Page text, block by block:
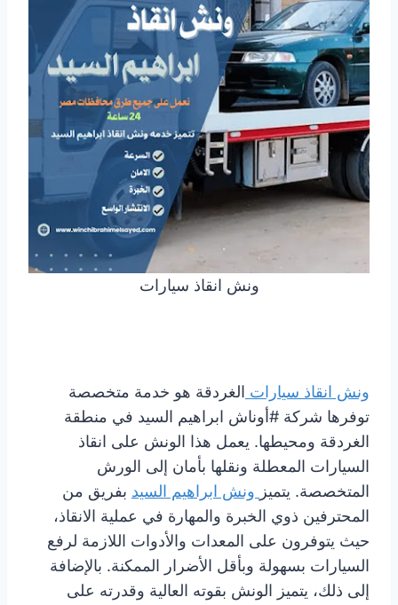
ونش انقاذ سيارات
ونش انقاذ سيارات الغردقة هو خدمة متخصصة
توفرها شركة #أوناش ابراهيم السيد في منطقة
الغردقة ومحيطها. يعمل هذا الونش على انقاذ
السيارات المعطلة ونقلها بأمان إلى الورش
المتخصصة. يتميز ونش ابراهيم السيد بفريق من
المحترفين ذوي الخبرة والمهارة في عملية الانقاذ،
حيث يتوفرون على المعدات والأدوات اللازمة لرفع
السيارات بسهولة وبأقل الأضرار الممكنة. بالإضافة
إلى ذلك، يتميز الونش بقوته العالية وقدرته على